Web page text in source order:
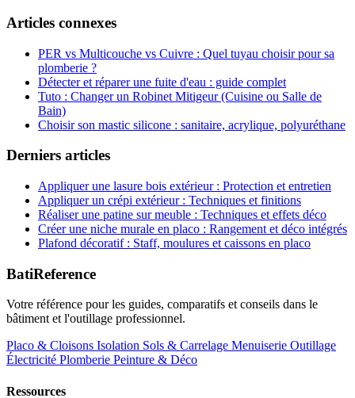
Articles connexes
PER vs Multicouche vs Cuivre : Quel tuyau choisir pour sa
plomberie ?
Détecter et réparer une fuite d'eau : guide complet
Tuto : Changer un Robinet Mitigeur (Cuisine ou Salle de
Bain)
Choisir son mastic silicone : sanitaire, acrylique, polyuréthane
Derniers articles
Appliquer une lasure bois extérieur : Protection et entretien
Appliquer un crépi extérieur : Techniques et finitions
Réaliser une patine sur meuble : Techniques et effets déco
Créer une niche murale en placo : Rangement et déco intégrés
Plafond décoratif : Staff, moulures et caissons en placo
BatiReference
Votre référence pour les guides, comparatifs et conseils dans le
bâtiment et l'outillage professionnel.
Placo & Cloisons Isolation Sols & Carrelage Menuiserie Outillage
Électricité Plomberie Peinture & Déco
Ressources